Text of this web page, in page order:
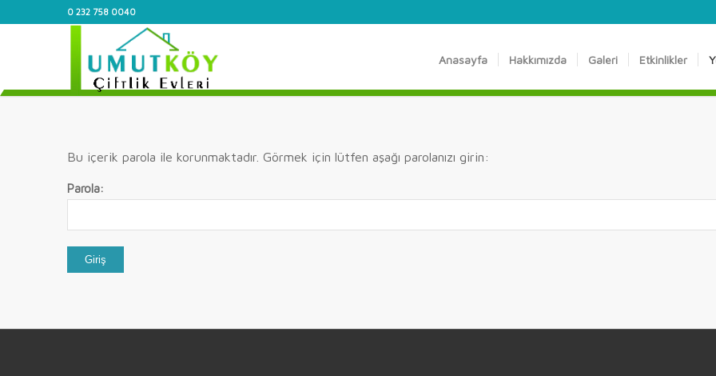
0 232 758 0040
Anasayfa Hakkımızda Galeri Etkinlikler
Bu içerik parola ile korunmaktadır. Görmek için lütfen aşağı parolanızı girin:
Parola: